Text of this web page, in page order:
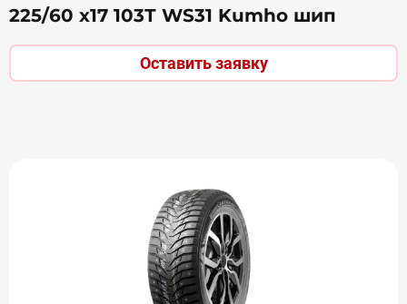
225/60 х17 103Т WS31 Kumho шип
Оставить заявку